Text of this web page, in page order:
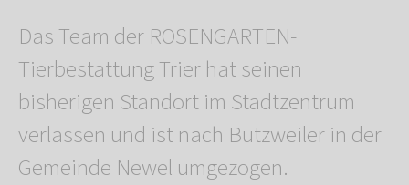
Das Team der ROSENGARTEN-
Tierbestattung Trier hat seinen
bisherigen Standort im Stadtzentrum
verlassen und ist nach Butzweiler in der
Gemeinde Newel umgezogen.